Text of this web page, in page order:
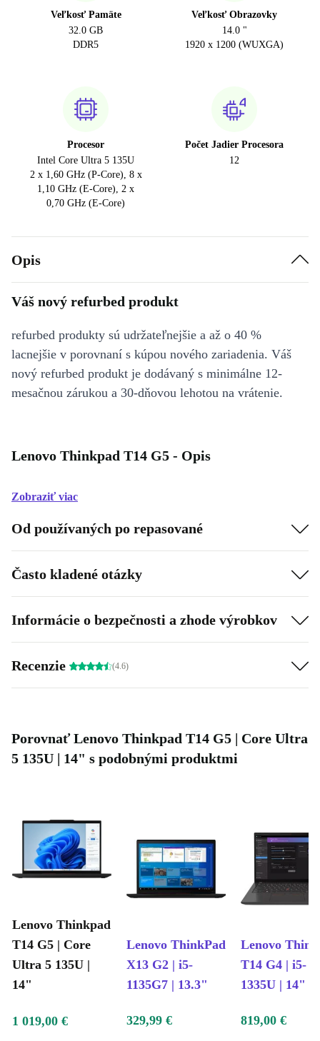
Veľkosť Pamäte
32.0 GB
DDR5
Veľkosť Obrazovky
14.0 "
1920 x 1200 (WUXGA)
Procesor
Intel Core Ultra 5 135U
2 x 1,60 GHz (P-Core), 8 x
1,10 GHz (E-Core), 2 x
0,70 GHz (E-Core)
Počet Jadier Procesora
12
Opis
Váš nový refurbed produkt
refurbed produkty sú udržateľnejšie a až o 40 %
lacnejšie v porovnaní s kúpou nového zariadenia. Váš
nový refurbed produkt je dodávaný s minimálne 12-
mesačnou zárukou a 30-dňovou lehotou na vrátenie.
Lenovo Thinkpad T14 G5 - Opis
Zobraziť viac
Od používaných po repasované
Často kladené otázky
Informácie o bezpečnosti a zhode výrobkov
Recenzie (4.6)
Porovnať Lenovo Thinkpad T14 G5 | Core Ultra
5 135U | 14" s podobnými produktmi
Lenovo Thinkpad
T14 G5 | Core
Ultra 5 135U |
14"
Lenovo ThinkPad
X13 G2 | i5-
1135G7 | 13.3"
Lenovo
T14 G4 | i5-
1335U | 14"
1 019,00 € 329,99 € 819,00 €